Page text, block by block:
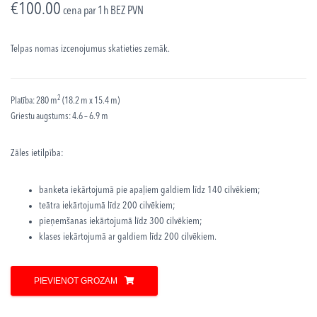
€100.00 cena par 1h BEZ PVN
Telpas nomas izcenojumus skatieties zemāk.
Platība: 280 m2 (18.2 m x 15.4 m)
Griestu augstums: 4.6 – 6.9 m
Zāles ietilpība:
banketa iekārtojumā pie apaļiem galdiem līdz 140 cilvēkiem;
teātra iekārtojumā līdz 200 cilvēkiem;
pieņemšanas iekārtojumā līdz 300 cilvēkiem;
klases iekārtojumā ar galdiem līdz 200 cilvēkiem.
PIEVIENOT GROZAM